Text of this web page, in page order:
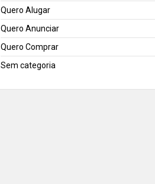
Quero Alugar
Quero Anunciar
Quero Comprar
Sem categoria